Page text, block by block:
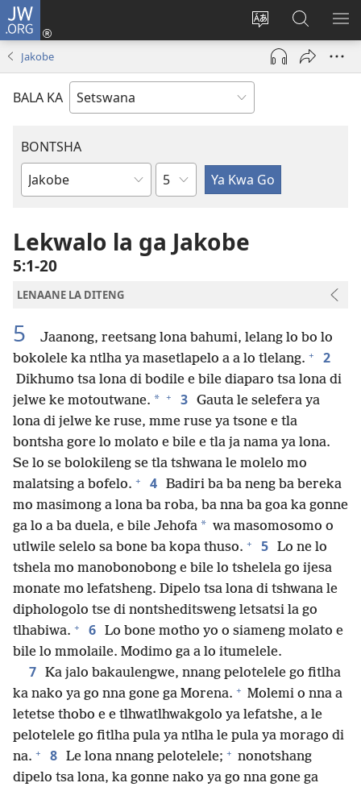
JW.ORG
Fetola
puo
ya
Tsena
tsebe
e
Senka
JW.ORG/
Jakobe
BALA KA
BONTSHA
Dibuka
Baebele
Kgaolo
Lekwalo la ga Jakobe
5:1-20
LENAANE LA DITENG
5
Jaanong, reetsang lona bahumi, lelang lo bo lo
bokolele ka ntlha ya masetlapelo a a lo tlelang. + 2
Dikhumo tsa lona di bodile e bile diaparo tsa lona di
jelwe ke motoutwane. * + 3 Gauta le selefera ya
lona di jelwe ke ruse, mme ruse ya tsone e tla
bontsha gore lo molato e bile e tla ja nama ya lona.
Se lo se bolokileng se tla tshwana le molelo mo
malatsing a bofelo. + 4 Badiri ba ba neng ba bereka
mo masimong a lona ba roba, ba nna ba goa ka gonne
ga lo a ba duela, e bile Jehofa * wa masomosomo o
utlwile selelo sa bone ba kopa thuso. + 5 Lo ne lo
tshela mo manobonobong e bile lo tshelela go ijesa
monate mo lefatsheng. Dipelo tsa lona di tshwana le
diphologolo tse di nontsheditsweng letsatsi la go
tlhabiwa. + 6 Lo bone motho yo o siameng molato e
bile lo mmolaile. Modimo ga a lo itumelele.
7 Ka jalo bakaulengwe, nnang pelotelele go fitlha
ka nako ya go nna gone ga Morena. + Molemi o nna a
letetse thobo e e tlhwatlhwakgolo ya lefatshe, a le
pelotelele go fitlha pula ya ntlha le pula ya morago di
na. + 8 Le lona nnang pelotelele; + nonotshang
dipelo tsa lona, ka gonne nako ya go nna gone ga